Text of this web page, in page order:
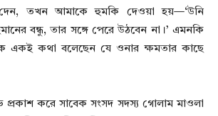
তখন আমাকে হুমকি দেওয়া হয়—‘উনি
বন্ধু, তার সঙ্গে পেরে উঠবেন না।’ এমনকি
একই কথা বলেছেন যে ওনার ক্ষমতার কাছে
করে সাবেক সংসদ সদস্য গোলাম মাওলা